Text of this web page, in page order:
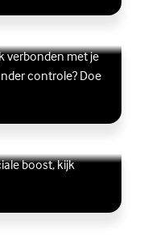
verbonden met je
controle? Doe
boost, kijk